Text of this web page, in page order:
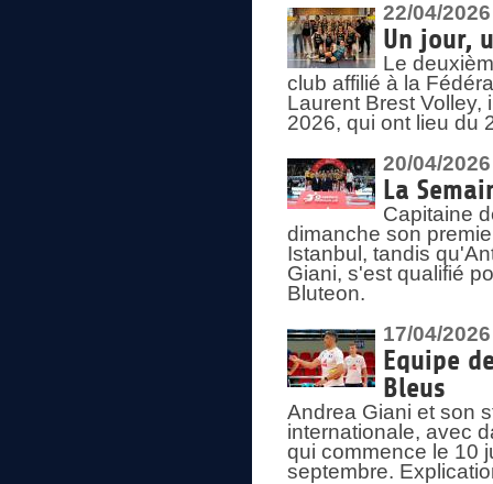
22/04/2026
Un jour,
Le
club affilié à la
Laurent Brest Volley,
2026, qui ont lieu du
20/04/2026
La
Capitaine
dimanche son
Istanbul, tandis
Giani, s'est qualifié
Bluteon.
17/04/2026
Equipe
Bleus
Andrea Giani et son
internationale, avec
qui commence le 10
septembre.